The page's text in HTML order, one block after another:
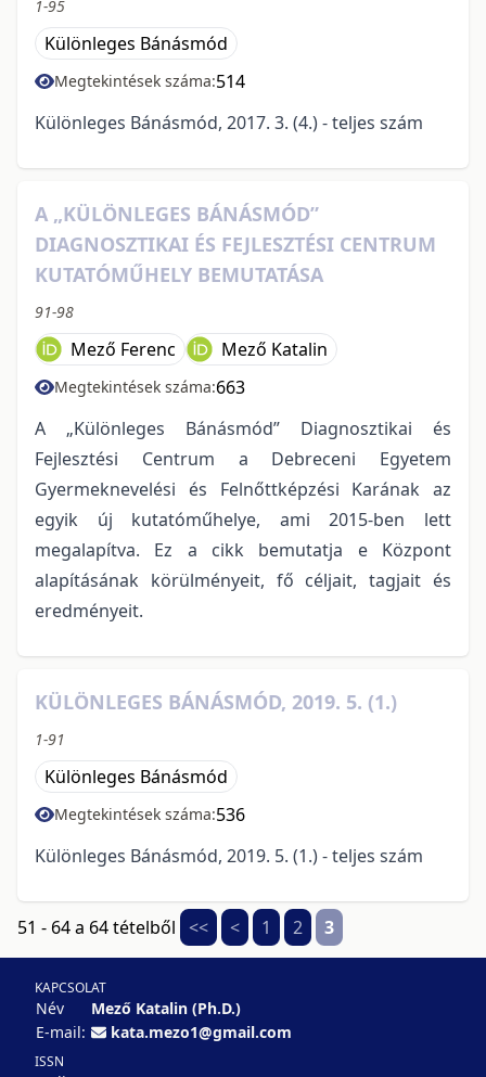
1-95
Különleges Bánásmód
Megtekintések száma:514
Különleges Bánásmód, 2017. 3. (4.) - teljes szám
A „KÜLÖNLEGES BÁNÁSMÓD”
DIAGNOSZTIKAI ÉS FEJLESZTÉSI CENTRUM
KUTATÓMŰHELY BEMUTATÁSA
91-98
Mező Ferenc Mező Katalin
Megtekintések száma:663
A „Különleges Bánásmód” Diagnosztikai és
Fejlesztési Centrum a Debreceni Egyetem
Gyermeknevelési és Felnőttképzési Karának az
egyik új kutatóműhelye, ami 2015-ben lett
megalapítva. Ez a cikk bemutatja e Központ
alapításának körülményeit, fő céljait, tagjait és
eredményeit.
KÜLÖNLEGES BÁNÁSMÓD, 2019. 5. (1.)
1-91
Különleges Bánásmód
Megtekintések száma:536
Különleges Bánásmód, 2019. 5. (1.) - teljes szám
51 - 64 a 64 tételből << < 1 2 3
KAPCSOLAT
Név
Mező Katalin (Ph.D.)
E-mail:
kata.mezo1@gmail.com
ISSN